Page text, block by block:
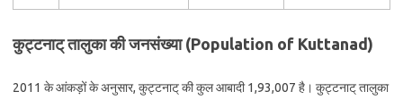
कुट्टनाट् तालुका की जनसंख्या (Population of Kuttanad)
2011 के आंकड़ों के अनुसार, कुट्टनाट् की कुल आबादी 1,93,007 है। कुट्टनाट् तालुका